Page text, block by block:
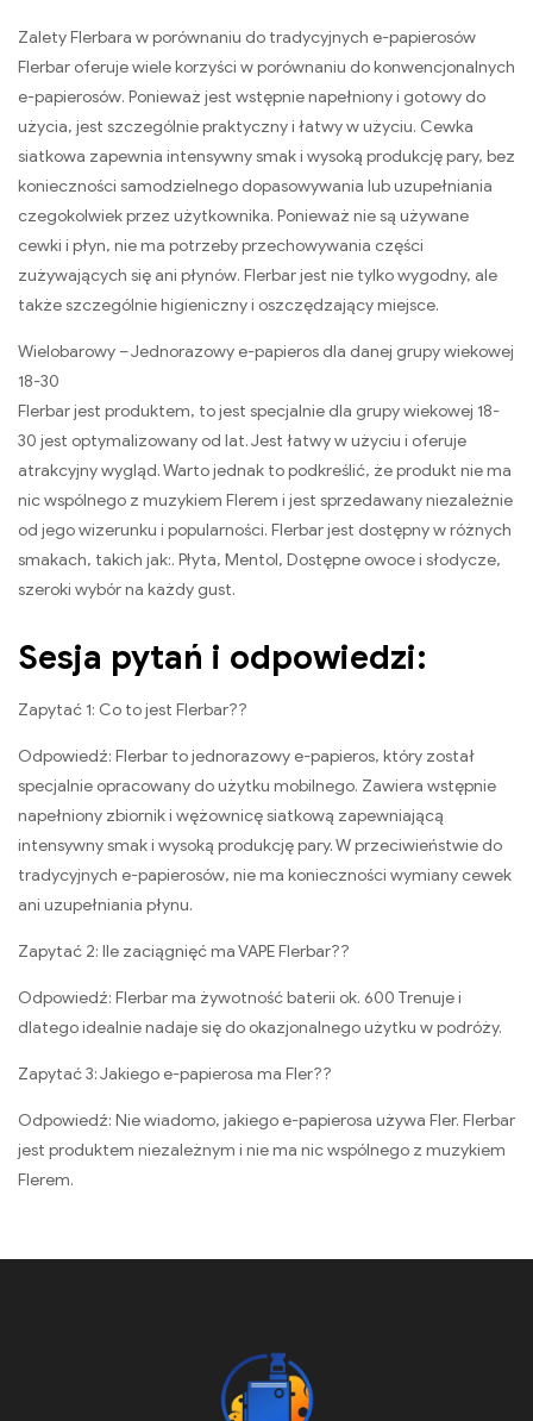
Zalety Flerbara w porównaniu do tradycyjnych e-papierosów
Flerbar oferuje wiele korzyści w porównaniu do konwencjonalnych
e-papierosów. Ponieważ jest wstępnie napełniony i gotowy do
użycia, jest szczególnie praktyczny i łatwy w użyciu. Cewka
siatkowa zapewnia intensywny smak i wysoką produkcję pary, bez
konieczności samodzielnego dopasowywania lub uzupełniania
czegokolwiek przez użytkownika. Ponieważ nie są używane
cewki i płyn, nie ma potrzeby przechowywania części
zużywających się ani płynów. Flerbar jest nie tylko wygodny, ale
także szczególnie higieniczny i oszczędzający miejsce.
Wielobarowy – Jednorazowy e-papieros dla danej grupy wiekowej
18-30
Flerbar jest produktem, to jest specjalnie dla grupy wiekowej 18-
30 jest optymalizowany od lat. Jest łatwy w użyciu i oferuje
atrakcyjny wygląd. Warto jednak to podkreślić, że produkt nie ma
nic wspólnego z muzykiem Flerem i jest sprzedawany niezależnie
od jego wizerunku i popularności. Flerbar jest dostępny w różnych
smakach, takich jak:. Płyta, Mentol, Dostępne owoce i słodycze,
szeroki wybór na każdy gust.
Sesja pytań i odpowiedzi:
Zapytać 1: Co to jest Flerbar??
Odpowiedź: Flerbar to jednorazowy e-papieros, który został
specjalnie opracowany do użytku mobilnego. Zawiera wstępnie
napełniony zbiornik i wężownicę siatkową zapewniającą
intensywny smak i wysoką produkcję pary. W przeciwieństwie do
tradycyjnych e-papierosów, nie ma konieczności wymiany cewek
ani uzupełniania płynu.
Zapytać 2: Ile zaciągnięć ma VAPE Flerbar??
Odpowiedź: Flerbar ma żywotność baterii ok. 600 Trenuje i
dlatego idealnie nadaje się do okazjonalnego użytku w podróży.
Zapytać 3: Jakiego e-papierosa ma Fler??
Odpowiedź: Nie wiadomo, jakiego e-papierosa używa Fler. Flerbar
jest produktem niezależnym i nie ma nic wspólnego z muzykiem
Flerem.